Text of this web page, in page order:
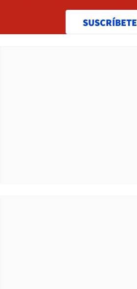
SUSCRÍBETE